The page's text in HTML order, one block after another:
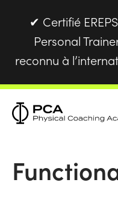
✔ Certifié
Personal
reconnu à